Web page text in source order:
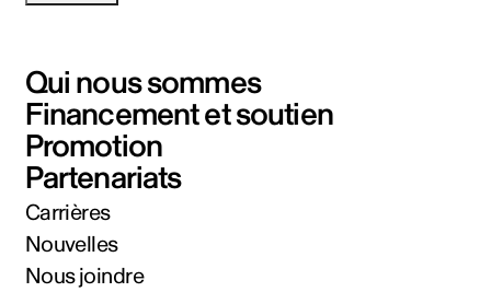
Qui nous sommes
Financement et soutien
Promotion
Partenariats
Carrières
Nouvelles
Nous joindre